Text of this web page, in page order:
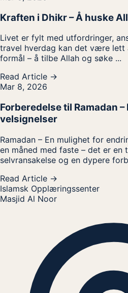
Kraften i Dhikr – Å huske
Livet er fylt med utfordringer,
travel hverdag kan det være lett
formål – å tilbe Allah og søke ...
Read Article →
Mar 8, 2026
Forberedelse til Ramadan –
velsignelser
Ramadan – En mulighet for
en måned med faste – det er en
selvransakelse og en dypere
Read Article →
Islamsk Opplæringssenter
Masjid Al Noor